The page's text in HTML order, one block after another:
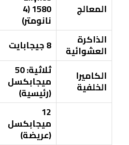
المعالج
1580 (4
نانومتر)
الذاكرة
العشوائية 8 جيجابايت
الكاميرا
الخلفية
ثلاثية: 50
ميجابكسل
(رئيسية)
12
ميجابكسل
(عريضة)